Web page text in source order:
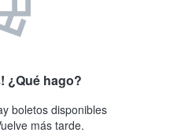
¿Qué hago?
boletos disponibles
más tarde.